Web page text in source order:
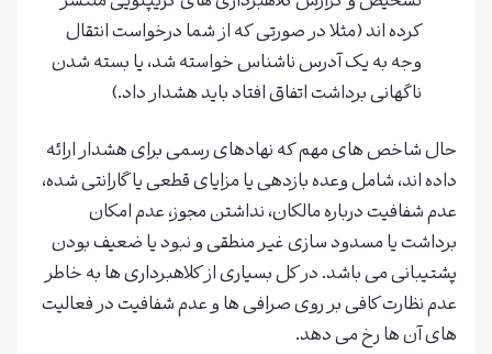
کرده اند (مثلا در صورتی که از شما درخواست انتقال
وجه به یک آدرس ناشناس خواسته شد، یا بسته شدن
ناگهانی برداشت اتفاق افتاد باید هشدار داد.)
حال شاخص های مهم که نهادهای رسمی برای هشدار ارائه
داده اند، شامل وعده بازدهی یا مزایای قطعی یا گارانتی شده،
عدم شفافیت درباره مالکان، نداشتن مجوز، عدم امکان
برداشت یا مسدود سازی غیر منطقی و نبود یا ضعیف بودن
پشتیبانی می باشد. در کل بسیاری از کلاهبرداری ها به خاطر
عدم نظارت کافی بر روی صرافی ها و عدم شفافیت در فعالیت
های آن ها رخ می دهد.